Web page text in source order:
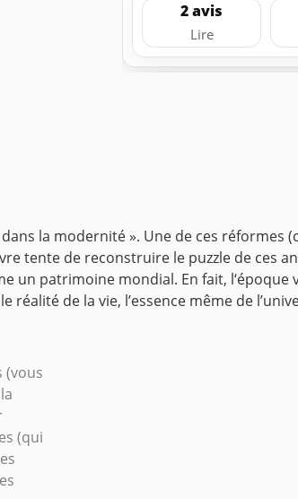
2 avis
Lire
la modernité ». Une de ces réformes
tente de reconstruire le puzzle de ces
un patrimoine mondial. En fait, l‘époque
de la vie, l’essence même de
(vous
(qui